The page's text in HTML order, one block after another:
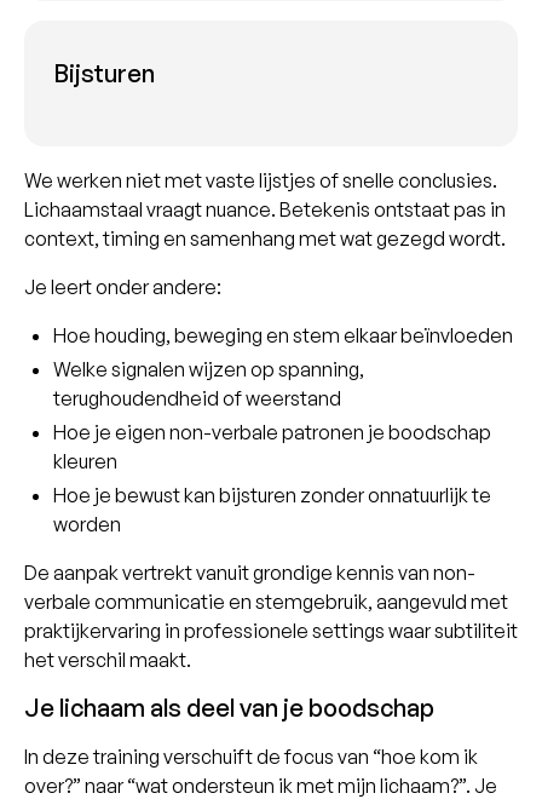
Bijsturen
We werken niet met vaste lijstjes of snelle conclusies.
Lichaamstaal vraagt nuance. Betekenis ontstaat pas in
context, timing en samenhang met wat gezegd wordt.
Je leert onder andere:
Hoe houding, beweging en stem elkaar beïnvloeden
Welke signalen wijzen op spanning,
terughoudendheid of weerstand
Hoe je eigen non-verbale patronen je boodschap
kleuren
Hoe je bewust kan bijsturen zonder onnatuurlijk te
worden
De aanpak vertrekt vanuit grondige kennis van non-
verbale communicatie en stemgebruik, aangevuld met
praktijkervaring in professionele settings waar subtiliteit
het verschil maakt.
Je lichaam als deel van je boodschap
In deze training verschuift de focus van “hoe kom ik
over?” naar “wat ondersteun ik met mijn lichaam?”. Je